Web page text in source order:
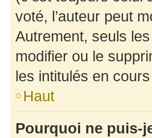
voté, l’auteur peut
Autrement, seuls
modifier ou le
les intitulés en
Haut
Pourquoi ne puis-